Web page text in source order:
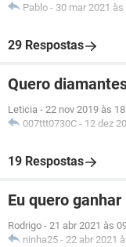
Pablo - 30 mar 2021 às
29 Respostas
Quero
Leticia - 22 nov 2019 às
007ttt0730C - 12 dez
19 Respostas
Eu quero
Rodrigo - 21 abr 2021 às
ninha25 - 22 abr 2021